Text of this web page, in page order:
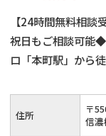
【24時間無料相
祝日もご相談可能
ロ「本町駅」から
産分与など◆依頼
住所 〒
信